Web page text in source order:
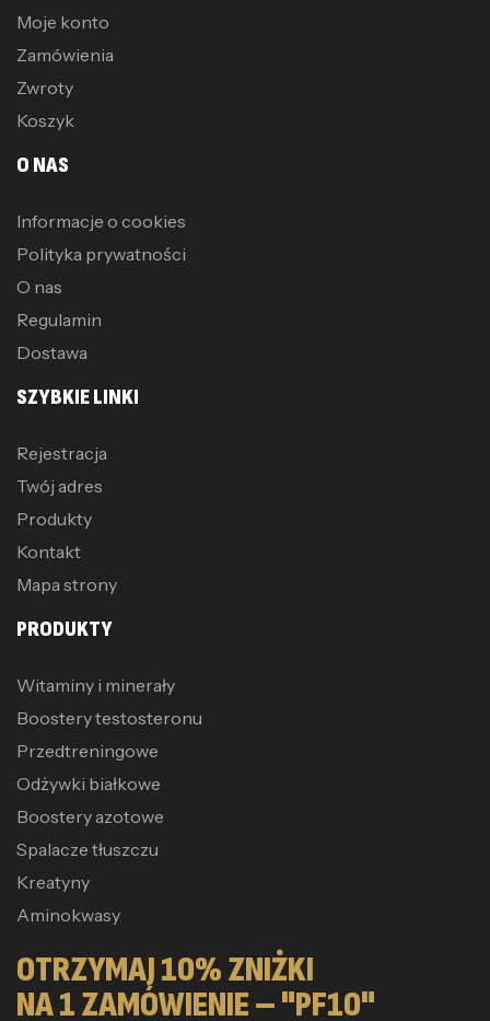
Moje konto
Zamówienia
Zwroty
Koszyk
O NAS
Informacje o cookies
Polityka prywatności
O nas
Regulamin
Dostawa
SZYBKIE LINKI
Rejestracja
Twój adres
Produkty
Kontakt
Mapa strony
PRODUKTY
Witaminy i minerały
Boostery testosteronu
Przedtreningowe
Odżywki białkowe
Boostery azotowe
Spalacze tłuszczu
Kreatyny
Aminokwasy
OTRZYMAJ 10% ZNIŻKI
NA 1 ZAMÓWIENIE – "PF10"